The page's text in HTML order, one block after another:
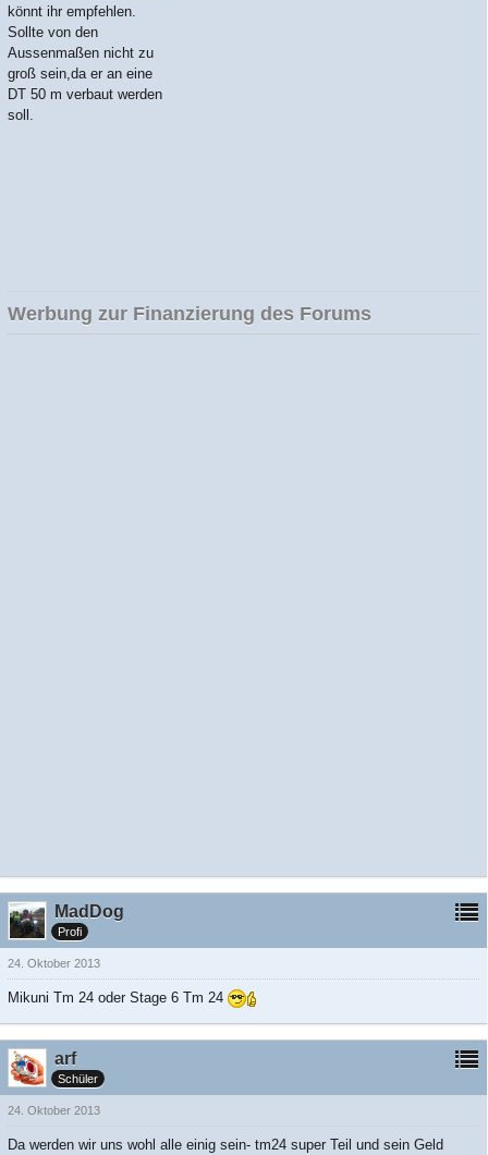
könnt ihr empfehlen.
Sollte von den
Aussenmaßen nicht zu
groß sein,da er an eine
DT 50 m verbaut werden
soll.
Werbung zur Finanzierung des Forums
MadDog
Profi
24. Oktober 2013
Mikuni Tm 24 oder Stage 6 Tm 24
arf
Schüler
24. Oktober 2013
Da werden wir uns wohl alle einig sein- tm24 super Teil und sein Geld